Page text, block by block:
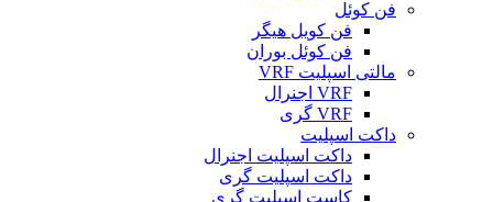
فن کوئل
فن کویل هیگر
فن کوئل بوران
مالتی اسپلیت VRF
VRF اجنرال
VRF گری
داکت اسپلیت
داکت اسپلیت اجنرال
داکت اسپلیت گری
کاست اسپلیت گری